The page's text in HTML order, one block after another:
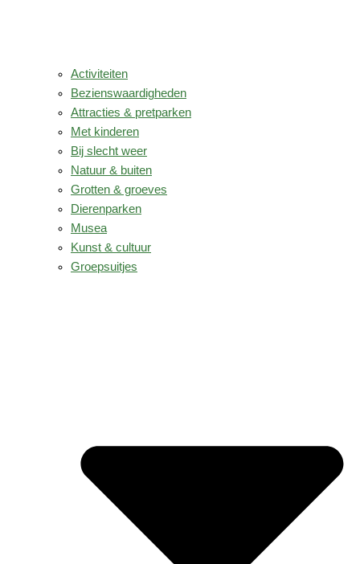
Activiteiten
Bezienswaardigheden
Attracties & pretparken
Met kinderen
Bij slecht weer
Natuur & buiten
Grotten & groeves
Dierenparken
Musea
Kunst & cultuur
Groepsuitjes